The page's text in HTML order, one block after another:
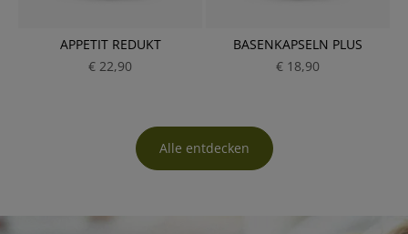
APPETIT REDUKT
€ 22,90
BASENKAPSELN PLUS
€ 18,90
P
P
Alle entdecken